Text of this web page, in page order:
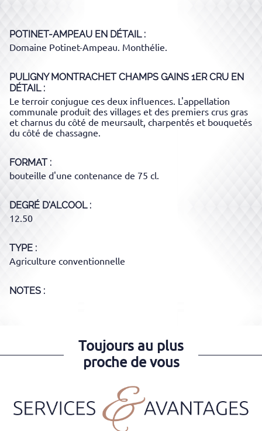
POTINET-AMPEAU EN DÉTAIL :
Domaine Potinet-Ampeau. Monthélie.
PULIGNY MONTRACHET CHAMPS GAINS 1ER CRU EN
DÉTAIL :
Le terroir conjugue ces deux influences. L'appellation
communale produit des villages et des premiers crus gras
et charnus du côté de meursault, charpentés et bouquetés
du côté de chassagne.
FORMAT
bouteille d'une contenance de 75 cl.
DEGRÉ D'ALCOOL
12.50
TYPE
Agriculture conventionnelle
NOTES :
Toujours au plus
proche de vous